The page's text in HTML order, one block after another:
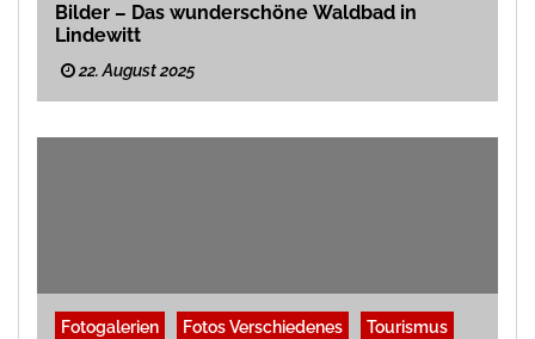
Bilder – Das wunderschöne Waldbad in
Lindewitt
22. August 2025
Fotogalerien Fotos Verschiedenes
Tourismus